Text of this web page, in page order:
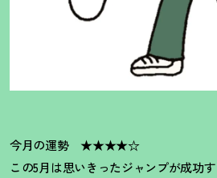
今月の運勢 ★★★★☆
この5月は思いきったジャンプが成功